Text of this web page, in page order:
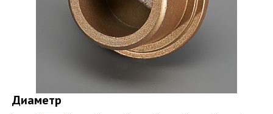
Диаметр